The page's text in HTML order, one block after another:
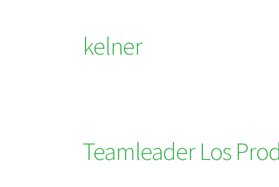
kelner
Teamleader Los